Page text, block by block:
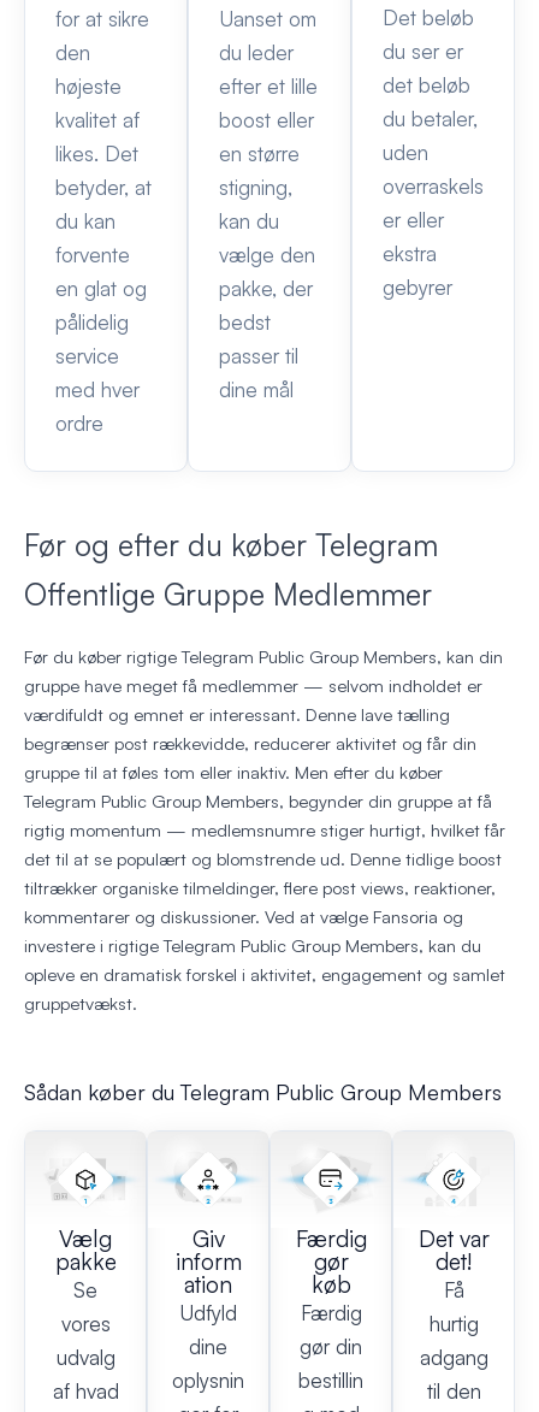
for at sikre
den
højeste
kvalitet af
likes. Det
betyder, at
du kan
forvente
en glat og
pålidelig
service
med hver
ordre
Uanset om
du leder
efter et lille
boost eller
en større
stigning,
kan du
vælge den
pakke, der
bedst
passer til
dine mål
Det beløb
du ser er
det beløb
du betaler,
uden
overraskels
er eller
ekstra
gebyrer
Før og efter du køber Telegram
Offentlige Gruppe Medlemmer
Før du køber rigtige Telegram Public Group Members, kan din
gruppe have meget få medlemmer — selvom indholdet er
værdifuldt og emnet er interessant. Denne lave tælling
begrænser post rækkevidde, reducerer aktivitet og får din
gruppe til at føles tom eller inaktiv. Men efter du køber
Telegram Public Group Members, begynder din gruppe at få
rigtig momentum — medlemsnumre stiger hurtigt, hvilket får
det til at se populært og blomstrende ud. Denne tidlige boost
tiltrækker organiske tilmeldinger, flere post views, reaktioner,
kommentarer og diskussioner. Ved at vælge Fansoria og
investere i rigtige Telegram Public Group Members, kan du
opleve en dramatisk forskel i aktivitet, engagement og samlet
gruppetvækst.
Sådan køber du Telegram Public Group Members
Vælg
pakke
Se
vores
udvalg
af hvad
Giv
inform
ation
Udfyld
dine
oplysnin
Færdig
gør
køb
Færdig
gør din
bestillin
Det var
det!
Få
hurtig
adgang
til den